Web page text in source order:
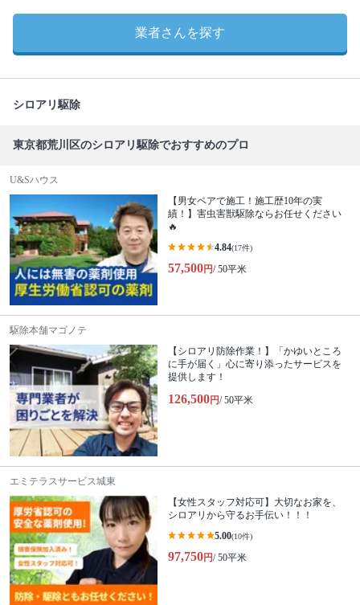
業者さんを探す
シロアリ駆除
東京都荒川区のシロアリ駆除でおすすめのプロ
U&Sハウス
【男女ペアで施工！施工歴10年の実
績！】害虫害獣駆除ならお任せください
🔥
4.84(17件)
57,500円/ 50平米
駆除本舗マゴノテ
【シロアリ防除作業！】「かゆいところ
に手が届く」心に寄り添ったサービスを
提供します！
126,500円/ 50平米
エミテラスサービス城東
【女性スタッフ対応可】大切なお家を、
シロアリから守るお手伝い！！！
5.00(10件)
97,750円/ 50平米